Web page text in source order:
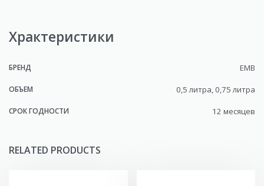
Храктеристики
БРЕНД ЕМВ
ОБЪЕМ 0,5 литра, 0,75 литра
СРОК ГОДНОСТИ 12 месяцев
RELATED PRODUCTS